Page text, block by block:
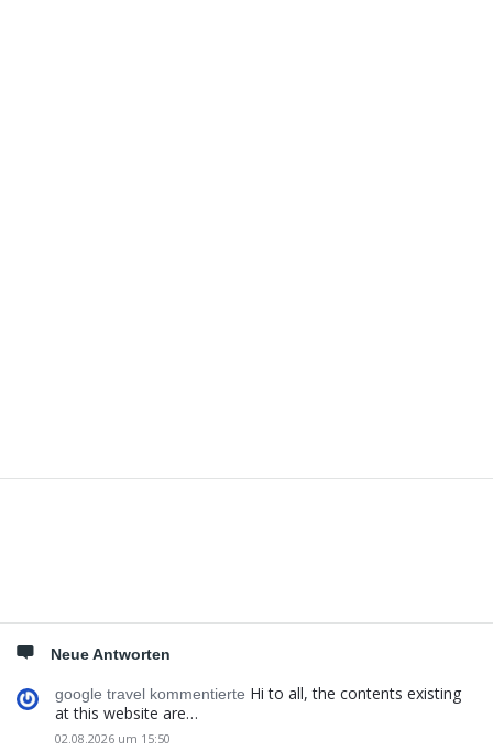
Neue Antworten
google travel kommentierte Hi to all, the contents existing
at this website are…
02.08.2026 um 15:50